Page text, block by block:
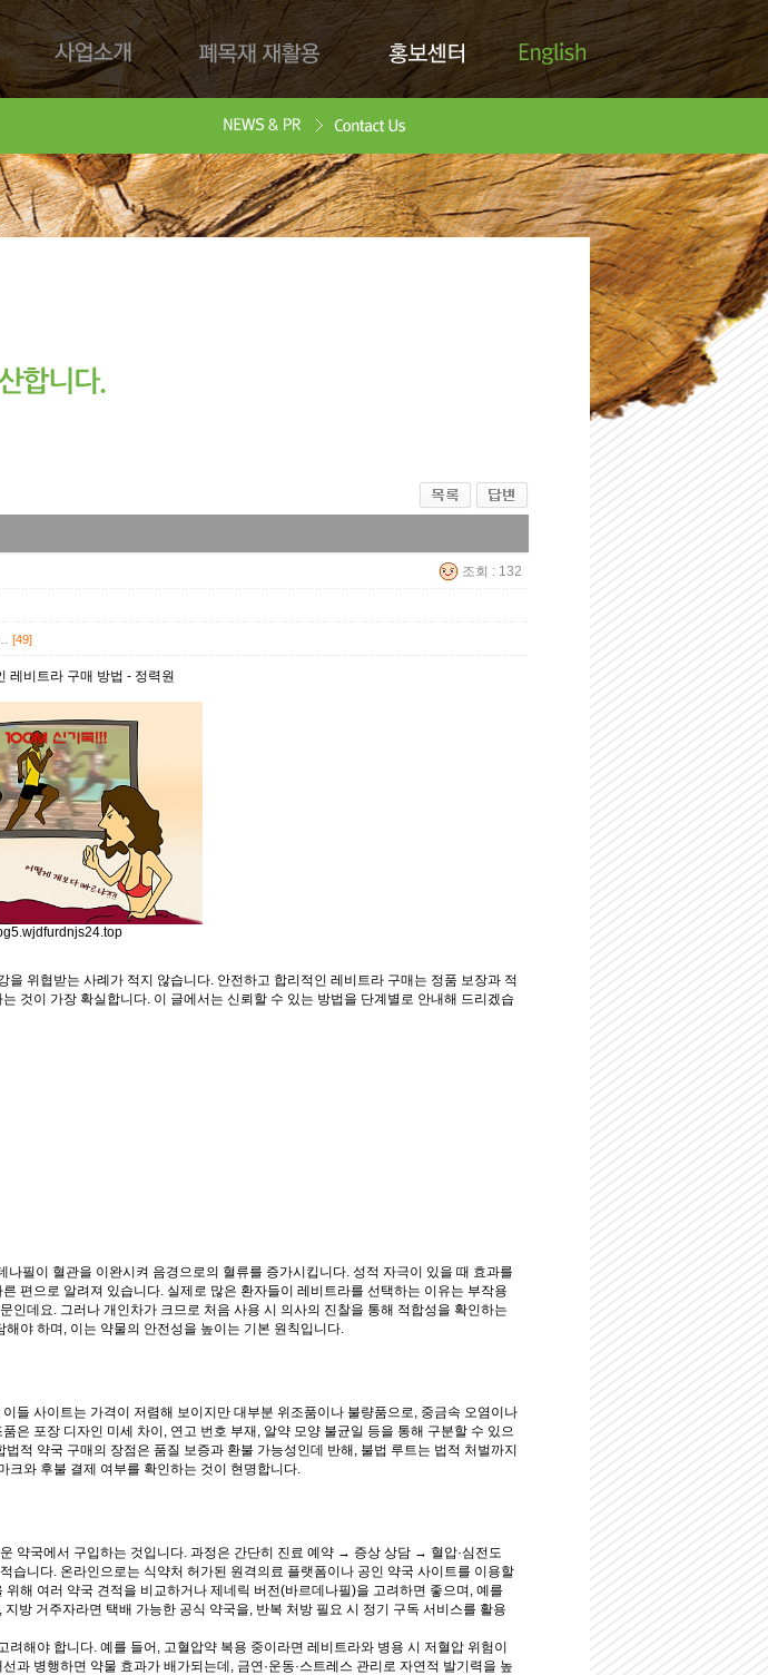
사업소개 폐목재 재활용 홍보센터
Download
English
조회 : 132
[49]
레비트라 구매 방법 - 정력원
위협받는 사례가 적지 않습니다. 안전하고 합리적인 레비트라 구매는 정품 보장과 적
것이 가장 확실합니다. 이 글에서는 신뢰할 수 있는 방법을 단계별로 안내해 드리겠습
필이 혈관을 이완시켜 음경으로의 혈류를 증가시킵니다. 성적 자극이 있을 때 효과를
편으로 알려져 있습니다. 실제로 많은 환자들이 레비트라를 선택하는 이유는 부작용
데요. 그러나 개인차가 크므로 처음 사용 시 의사의 진찰을 통해 적합성을 확인하는
야 하며, 이는 약물의 안전성을 높이는 기본 원칙입니다.
들 사이트는 가격이 저렴해 보이지만 대부분 위조품이나 불량품으로, 중금속 오염이나
은 포장 디자인 미세 차이, 연고 번호 부재, 알약 모양 불균일 등을 통해 구분할 수 있으
적 약국 구매의 장점은 품질 보증과 환불 가능성인데 반해, 불법 루트는 법적 처벌까지
크와 후불 결제 여부를 확인하는 것이 현명합니다.
약국에서 구입하는 것입니다. 과정은 간단히 진료 예약 → 증상 상담 → 혈압·심전도
니다. 온라인으로는 식약처 허가된 원격의료 플랫폼이나 공인 약국 사이트를 이용할
해 여러 약국 견적을 비교하거나 제네릭 버전(바르데나필)을 고려하면 좋으며, 예를
방 거주자라면 택배 가능한 공식 약국을, 반복 처방 필요 시 정기 구독 서비스를 활용
해야 합니다. 예를 들어, 고혈압약 복용 중이라면 레비트라와 병용 시 저혈압 위험이
과 병행하면 약물 효과가 배가되는데, 금연·운동·스트레스 관리로 자연적 발기력을 높